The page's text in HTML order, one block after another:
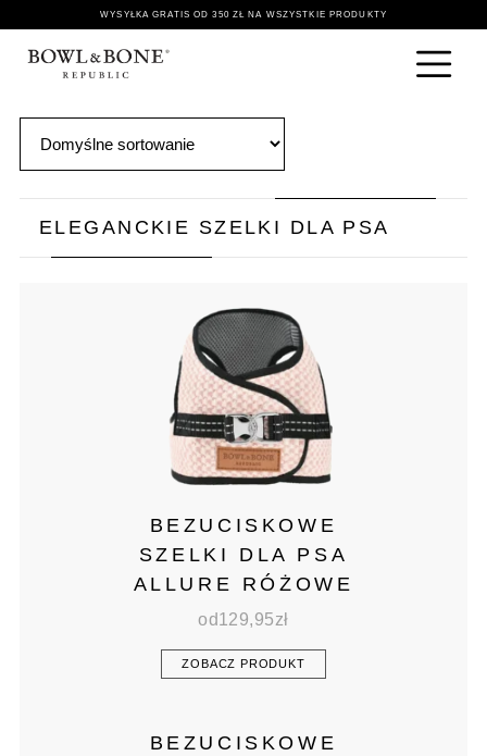
WYSYŁKA GRATIS OD 350 ZŁ NA WSZYSTKIE PRODUKTY
ELEGANCKIE SZELKI DLA PSA
BEZUCISKOWE
SZELKI DLA PSA
ALLURE RÓŻOWE
od129,95zł
ZOBACZ PRODUKT
BEZUCISKOWE